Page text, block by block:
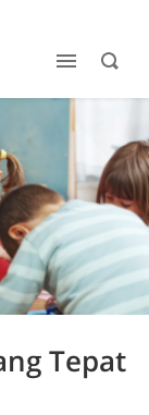
Tepat